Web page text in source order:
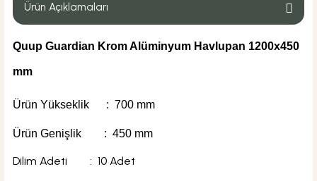
402,00 TL
Sepete Ekle
ÜRÜN TÜKENDİ
Kas Vana 1/2'' Krom Köşe Pex Radyatör Vanası
Ürün Açıklamaları
Quup Guardian Krom Alüminyum Havlupan 1200x450
mm
Ürün Yükseklik : 700 mm
Ürün Genişlik : 450 mm
Dilim Adeti : 10 Adet